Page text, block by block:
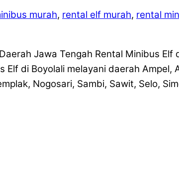
murah, rental elf murah, rental
Jawa Tengah Rental Minibus
di Boyolali melayani daerah Ampel,
Nogosari, Sambi, Sawit, Selo,